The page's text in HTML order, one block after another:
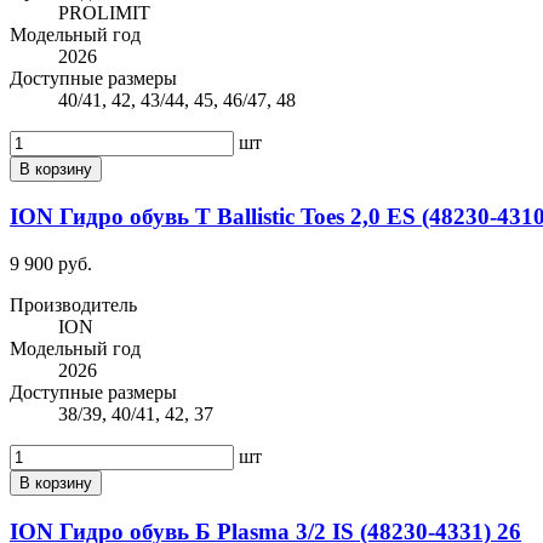
PROLIMIT
Модельный год
2026
Доступные размеры
40/41, 42, 43/44, 45, 46/47, 48
шт
В корзину
ION Гидро обувь Т Ballistic Toes 2,0 ES (48230-
9 900 руб.
Производитель
ION
Модельный год
2026
Доступные размеры
38/39, 40/41, 42, 37
шт
В корзину
ION Гидро обувь Б Plasma 3/2 IS (48230-4331) 26